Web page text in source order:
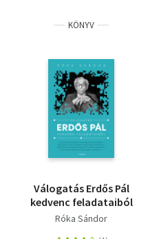
KÖNYV
Válogatás Erdős Pál
kedvenc feladataiból
Róka Sándor